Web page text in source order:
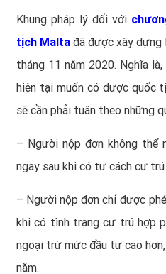
Khung pháp lý đối với
tịch Malta đã được xây
tháng 11 năm 2020. Nghĩa
hiện tại muốn có được quốc
sẽ cần phải tuân theo những
– Người nộp đơn không thể
ngay sau khi có tư cách cư
– Người nộp đơn chỉ được
khi có tình trạng cư trú hợp
ngoại trừ mức đầu tư cao
năm.